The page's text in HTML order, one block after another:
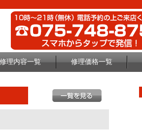
理内容一覧 修理価格一覧